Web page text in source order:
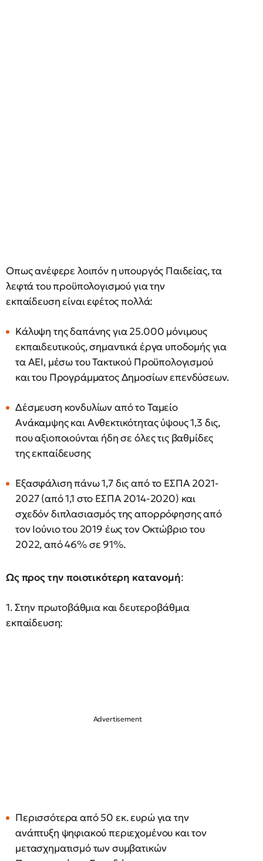
Οπως ανέφερε λοιπόν η υπουργός Παιδείας, τα
λεφτά του προϋπολογισμού για την
εκπαίδευση είναι εφέτος πολλά:
Κάλυψη της δαπάνης για 25.000 μόνιμους
εκπαιδευτικούς, σημαντικά έργα υποδομής για
τα ΑΕΙ, μέσω του Τακτικού Προϋπολογισμού
και του Προγράμματος Δημοσίων επενδύσεων.
Δέσμευση κονδυλίων από το Ταμείο
Ανάκαμψης και Ανθεκτικότητας ύψους 1,3 δις,
που αξιοποιούνται ήδη σε όλες τις βαθμίδες
της εκπαίδευσης
Εξασφάλιση πάνω 1,7 δις από το ΕΣΠΑ 2021-
2027 (από 1,1 στο ΕΣΠΑ 2014-2020) και
σχεδόν διπλασιασμός της απορρόφησης από
τον Ιούνιο του 2019 έως τον Οκτώβριο του
2022, από 46% σε 91%.
Ως προς την ποιοτικότερη κατανομή:
1. Στην πρωτοβάθμια και δευτεροβάθμια
εκπαίδευση:
Περισσότερα από 50 εκ. ευρώ για την
ανάπτυξη ψηφιακού περιεχομένου και τον
μετασχηματισμό των συμβατικών